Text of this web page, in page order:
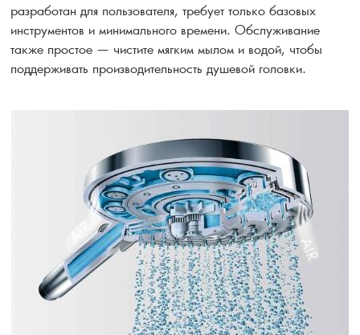
разработан для пользователя, требует только базовых
инструментов и минимального времени. Обслуживание
также простое — чистите мягким мылом и водой, чтобы
поддерживать производительность душевой головки.